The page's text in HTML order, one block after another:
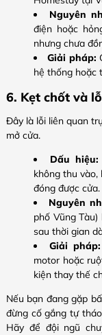
Nguyên
điện hoặc
nhưng chưa
Giải pháp:
hệ thống hoặc
6. Kẹt chốt và
Đây là lỗi liên quan
mở cửa.
Dấu hiệu:
không thu
đóng được cửa.
Nguyên
phố Vũng
sau thời gian
Giải pháp:
motor hoặc
kiện thay thế
Nếu bạn đang gặp
đừng cố gắng tự
Hãy để đội ngũ